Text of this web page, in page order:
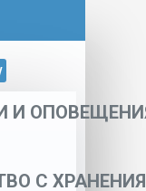
И
С ХРАНЕНИЯ